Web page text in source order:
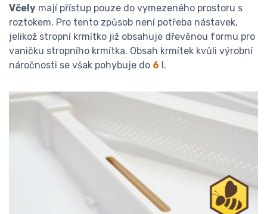
Včely mají přístup pouze do vymezeného prostoru s
roztokem. Pro tento způsob není potřeba nástavek,
jelikož stropní krmítko již obsahuje dřevěnou formu pro
vaničku stropního krmítka. Obsah krmítek kvůli výrobní
náročnosti se však pohybuje do 6 l.